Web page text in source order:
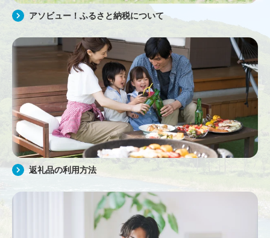
アソビュー！ふるさと納税について
返礼品の利用方法